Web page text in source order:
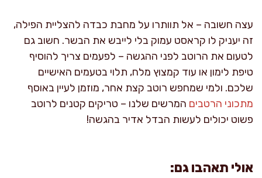
עצה חשובה – אל תוותרו על מחבת כבדה להצליית הפילה,
זה יעניק לו קראסט עמוק בלי לייבש את הבשר. חשוב גם
לטעום את הרוטב לפני ההגשה – לפעמים צריך להוסיף
טיפת לימון או עוד קמצוץ מלח, תלוי בטעמים האישיים
שלכם. ולמי שמחפש רוטב קצת אחר, מוזמן לעיין באוסף
מתכוני הרטבים המרשים שלנו – טריקים קטנים לרוטב
פשוט יכולים לעשות הבדל אדיר בהגשה!
אולי תאהבו גם: